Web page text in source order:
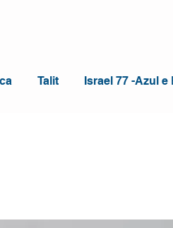
Talit Israel 77 -Azul e